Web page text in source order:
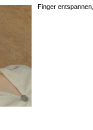
Finger